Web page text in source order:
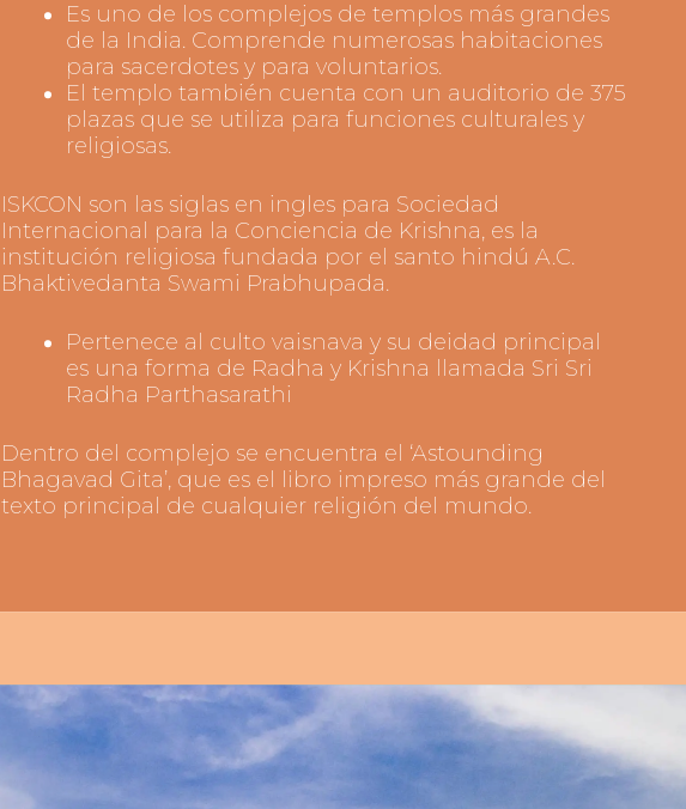
Es uno de los complejos de templos más grandes
de la India. Comprende numerosas habitaciones
para sacerdotes y para voluntarios.
El templo también cuenta con un auditorio de 375
plazas que se utiliza para funciones culturales y
religiosas.
ISKCON son las siglas en ingles para Sociedad
Internacional para la Conciencia de Krishna, es la
institución religiosa fundada por el santo hindú A.C.
Bhaktivedanta Swami Prabhupada.
Pertenece al culto vaisnava y su deidad principal
es una forma de Radha y Krishna llamada Sri Sri
Radha Parthasarathi
Dentro del complejo se encuentra el ‘Astounding
Bhagavad Gita’, que es el libro impreso más grande del
texto principal de cualquier religión del mundo.